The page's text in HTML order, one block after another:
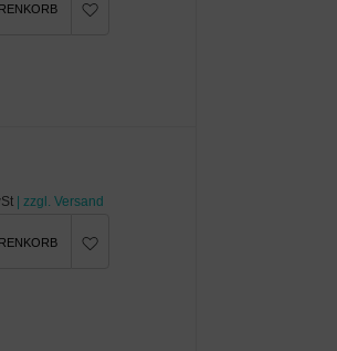
| zzgl. Versand